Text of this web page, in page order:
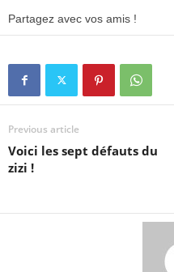
Partagez avec vos amis !
Previous article
Voici les sept défauts du
zizi !